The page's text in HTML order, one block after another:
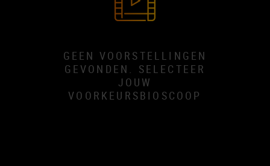
GEEN VOORSTELLINGEN
GEVONDEN. SELECTEER
JOUW
VOORKEURSBIOSCOOP